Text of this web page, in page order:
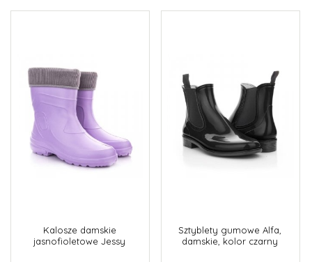
Kalosze damskie
jasnofioletowe Jessy
Sztyblety gumowe Alfa,
damskie, kolor czarny